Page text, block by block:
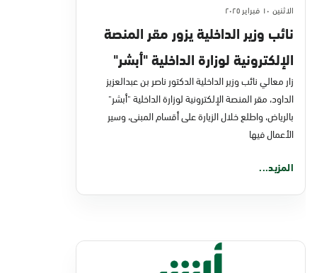
الاثنين ١٠ فبراير ٢٠٢٥
نائب وزير الداخلية يزور مقر المنصة
الإلكترونية لوزارة الداخلية "أبشر"
بالرياض
زار معالي نائب وزير الداخلية الدكتور ناصر بن عبدالعزيز
الداود، مقر المنصة الإلكترونية لوزارة الداخلية "أبشر"
بالرياض، واطلع خلال الزيارة على أقسام المبنى، وسير
الأعمال فيها
المزيد...